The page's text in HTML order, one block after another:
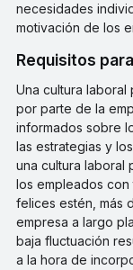
necesidades
motivación de los
Requisitos
Una cultura laboral
por parte de la
informados sobre
las estrategias y
una cultura laboral
los empleados
felices estén, más
empresa a largo
baja fluctuación
a la hora de